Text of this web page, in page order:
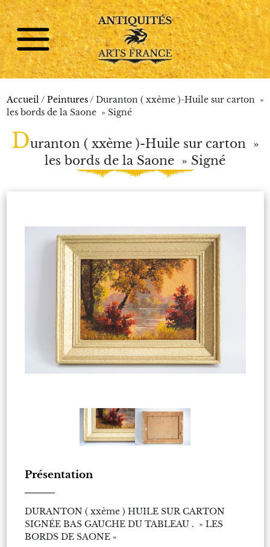
Accueil/ Peintures/ Duranton ( xxème )-Huile sur carton »
les bords de la Saone » Signé
Duranton ( xxème )-Huile sur carton »
les bords de la Saone » Signé
Présentation
DURANTON ( xxème ) HUILE SUR CARTON
SIGNÉE BAS GAUCHE DU TABLEAU . » LES
BORDS DE SAONE «